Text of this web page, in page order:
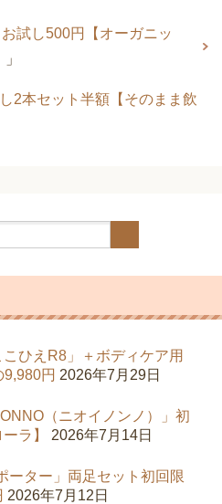
試し500円【オーガニッ
」
2本セット半額【そのまま飲
ひえR8」＋ボディケア用
円 2026年7月29日
（ニオイノンノ）」初
ラ】
2026年7月14日
ーター」両足セット初回限
2026年7月12日